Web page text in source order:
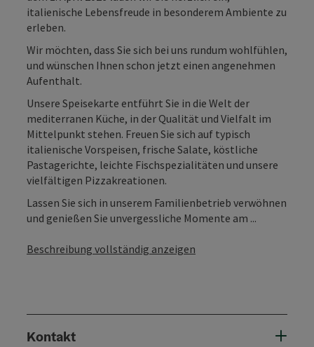
italienische Lebensfreude in besonderem Ambiente zu
erleben.
Wir möchten, dass Sie sich bei uns rundum wohlfühlen,
und wünschen Ihnen schon jetzt einen angenehmen
Aufenthalt.
Unsere Speisekarte entführt Sie in die Welt der
mediterranen Küche, in der Qualität und Vielfalt im
Mittelpunkt stehen. Freuen Sie sich auf typisch
italienische Vorspeisen, frische Salate, köstliche
Pastagerichte, leichte Fischspezialitäten und unsere
vielfältigen Pizzakreationen.
Lassen Sie sich in unserem Familienbetrieb verwöhnen
und genießen Sie unvergessliche Momente am ...
Beschreibung vollständig anzeigen
Kontakt